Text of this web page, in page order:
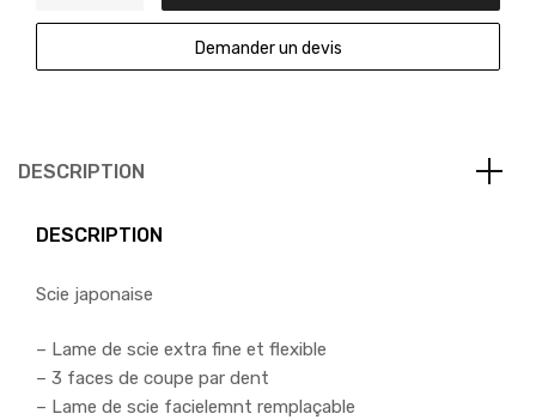
Demander un devis
DESCRIPTION
DESCRIPTION
Scie japonaise
– Lame de scie extra fine et flexible
– 3 faces de coupe par dent
– Lame de scie facielemnt remplaçable